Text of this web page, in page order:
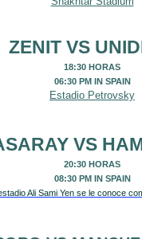
ZENITVS
18:30 HORAS
06:30 PM IN SPAIN
Estadio Petrovsky
VS
20:30 HORAS
08:30 PM IN SPAIN
Ali Sami Yen se le conoce